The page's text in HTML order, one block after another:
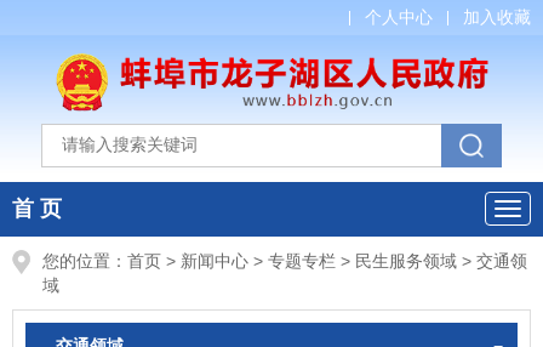
个人中心 加入收藏
首 页
您的位置： 首页 > 新闻中心 > 专题专栏 > 民生服务领域 > 交通领
域